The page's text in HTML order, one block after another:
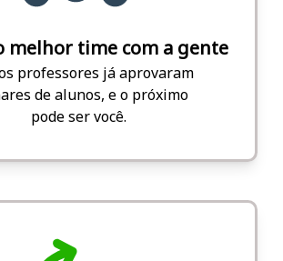
melhor time com a gente
professores já aprovaram
de alunos, e o próximo
pode ser você.